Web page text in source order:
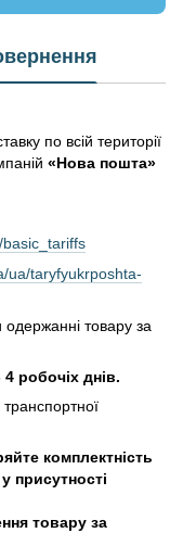
по всій території
«Нова пошта»
ua/taryfyukrposhta-
одержанні товару за
робочіх днів.
комплектність
присутності
товару за